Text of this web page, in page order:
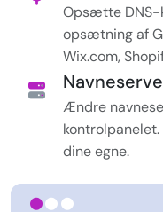
Opsætte DNS-
opsætning af
Wix.com,
Ændre
dine egne.